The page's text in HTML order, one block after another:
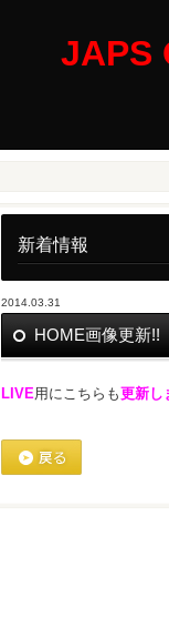
JAPS
新着情報
2014.03.31
HOME画像更新!!
LIVE用にこちらも更新し